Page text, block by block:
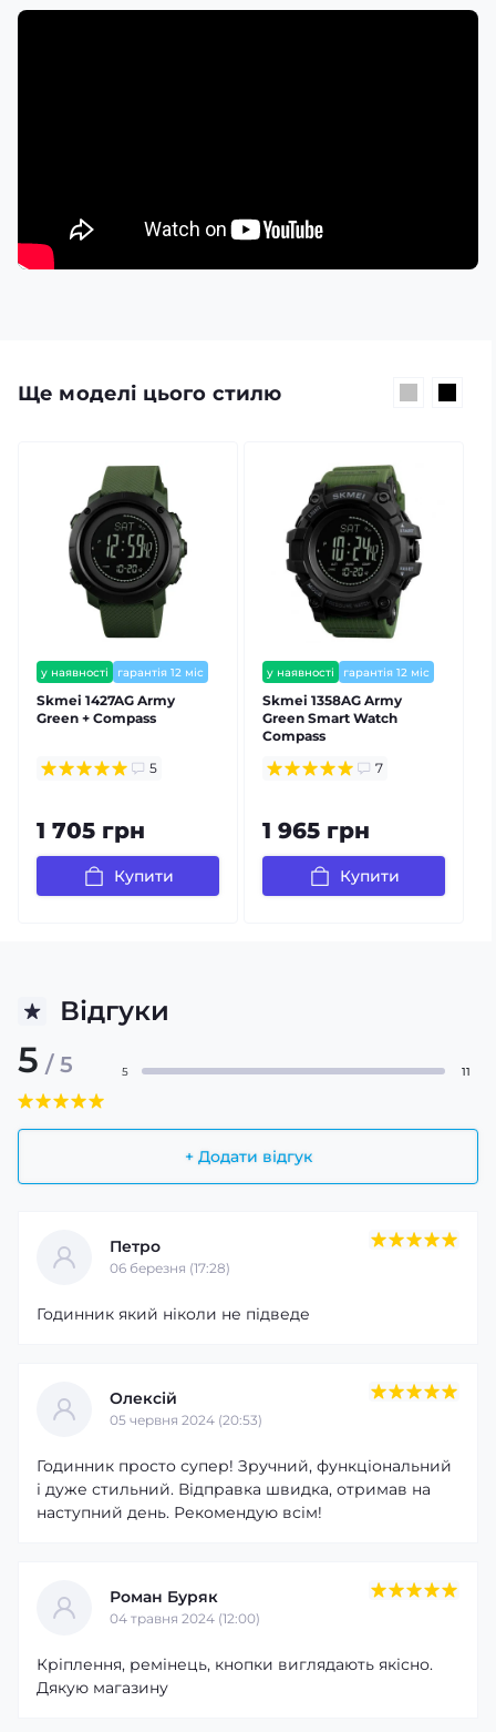
Ще моделі цього стилю
у наявності гарантія 12 міс
Skmei 1427AG Army
Green + Compass
5
1 705 грн
Купити
у наявності гарантія 12 міс
Skmei 1358AG Army
Green Smart Watch
Compass
7
1 965 грн
Купити
Відгуки
5 / 5
+ Додати відгук
5 11
Петро
06 березня (17:28)
Годинник який ніколи не підведе
Олексій
05 червня 2024 (20:53)
Годинник просто супер! Зручний, функціональний
і дуже стильний. Відправка швидка, отримав на
наступний день. Рекомендую всім!
Роман Буряк
04 травня 2024 (12:00)
Кріплення, ремінець, кнопки виглядають якісно.
Дякую магазину